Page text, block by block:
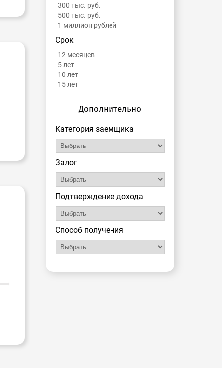
300 тыс. руб.
500 тыс. руб.
1 миллион рублей
Срок
12 месяцев
5 лет
10 лет
15 лет
Дополнительно
Категория заемщика
Залог
Подтверждение дохода
Способ получения